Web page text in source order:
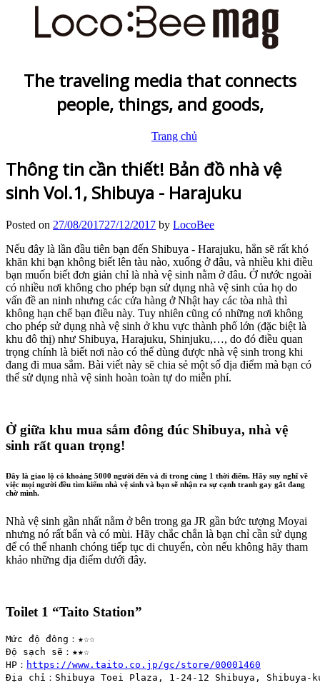
The traveling media that connects
people, things, and goods,
Trang chủ
Thông tin cần thiết! Bản đồ nhà vệ
sinh Vol.1, Shibuya - Harajuku
Posted on 27/08/201727/12/2017 by LocoBee
Nếu đây là lần đầu tiên bạn đến Shibuya - Harajuku, hẳn sẽ rất khó
khăn khi bạn không biết lên tàu nào, xuống ở đâu, và nhiều khi điều
bạn muốn biết đơn giản chỉ là nhà vệ sinh nằm ở đâu. Ở nước ngoài
có nhiều nơi không cho phép bạn sử dụng nhà vệ sinh của họ do
vấn đề an ninh nhưng các cửa hàng ở Nhật hay các tòa nhà thì
không hạn chế bạn điều này. Tuy nhiên cũng có những nơi không
cho phép sử dụng nhà vệ sinh ở khu vực thành phố lớn (đặc biệt là
khu đô thị) như Shibuya, Harajuku, Shinjuku,…, do đó điều quan
trọng chính là biết nơi nào có thể dùng được nhà vệ sinh trong khi
đang đi mua sắm. Bài viết này sẽ chia sẻ một số địa điểm mà bạn có
thể sử dụng nhà vệ sinh hoàn toàn tự do miễn phí.
Ở giữa khu mua sắm đông đúc Shibuya, nhà vệ
sinh rất quan trọng!
Đây là giao lộ có khoảng 5000 người đến và đi trong cùng 1 thời điểm. Hãy suy nghĩ về
việc mọi người đều tìm kiếm nhà vệ sinh và bạn sẽ nhận ra sự cạnh tranh gay gắt đang
chờ mình.
Nhà vệ sinh gần nhất nằm ở bên trong ga JR gần bức tượng Moyai
nhưng nó rất bẩn và có mùi. Hãy chắc chắn là bạn chỉ cần sử dụng
để có thể nhanh chóng tiếp tục di chuyển, còn nếu không hãy tham
khảo những địa điểm dưới đây.
Toilet 1 “Taito Station”
Mức độ đông：★☆☆
Độ sạch sẽ：★★☆
HP： https://www.taito.co.jp/gc/store/00001460
Địa chỉ：Shibuya Toei Plaza, 1-24-12 Shibuya, Shibuya-